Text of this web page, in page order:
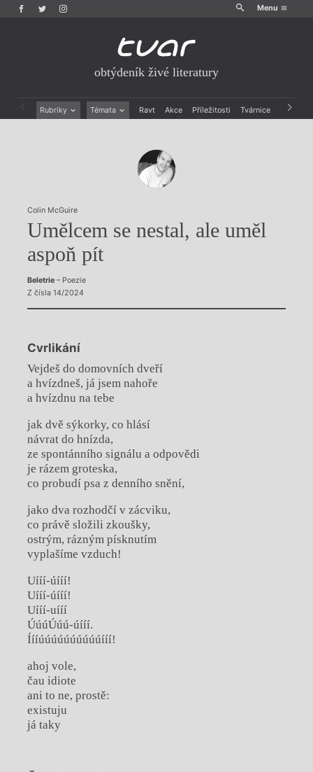
Menu
obtýdeník živé literatury
Rubriky Témata Ravt Akce Příležitosti Tvárnice Archiv
Colin McGuire
Umělcem se nestal, ale uměl
aspoň pít
Beletrie– Poezie
Z čísla 14/2024
Cvrlikání
Vejdeš do domovních dveří
a hvízdneš, já jsem nahoře
a hvízdnu na tebe
jak dvě sýkorky, co hlásí
návrat do hnízda,
ze spontánního signálu a odpovědi
je rázem groteska,
co probudí psa z denního snění,
jako dva rozhodčí v zácviku,
co právě složili zkoušky,
ostrým, rázným písknutím
vyplašíme vzduch!
Uííí-úííí!
Uííí-úííí!
Uííí-uííí
ÚúúÚúú-úííí.
Íííúúúúúúúúúúííí!
ahoj vole,
čau idiote
ani to ne, prostě:
existuju
já taky